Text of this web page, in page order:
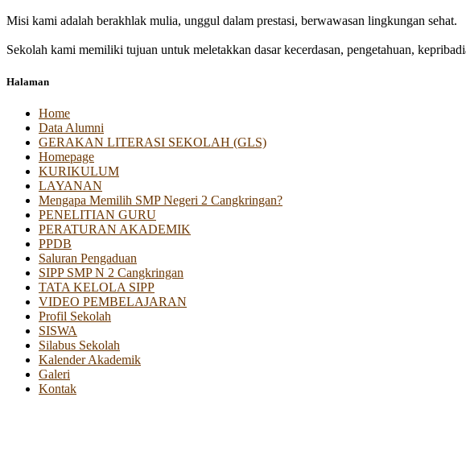
Misi kami adalah berakhlak mulia, unggul dalam prestasi, berwawasan lingkungan sehat.
Sekolah kami memiliki tujuan untuk meletakkan dasar kecerdasan, pengetahuan,
Halaman
Home
Data Alumni
GERAKAN LITERASI SEKOLAH (GLS)
Homepage
KURIKULUM
LAYANAN
Mengapa Memilih SMP Negeri 2 Cangkringan?
PENELITIAN GURU
PERATURAN AKADEMIK
PPDB
Saluran Pengaduan
SIPP SMP N 2 Cangkringan
TATA KELOLA SIPP
VIDEO PEMBELAJARAN
Profil Sekolah
SISWA
Silabus Sekolah
Kalender Akademik
Galeri
Kontak